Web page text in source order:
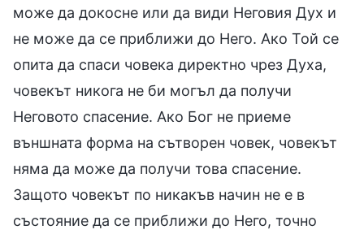
може да докосне или да види Неговия Дух и
не може да се приближи до Него. Ако Той се
опита да спаси човека директно чрез Духа,
човекът никога не би могъл да получи
Неговото спасение. Ако Бог не приеме
външната форма на сътворен човек, човекът
няма да може да получи това спасение.
Защото човекът по никакъв начин не е в
състояние да се приближи до Него, точно